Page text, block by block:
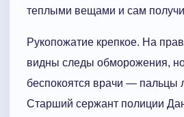
теплыми вещами и сам
Рукопожатие крепкое. На
видны следы обморожения,
беспокоятся врачи — пальцы
Старший сержант полиции